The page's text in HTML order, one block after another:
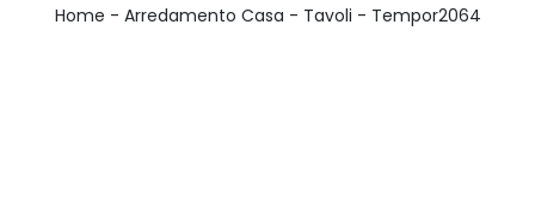
Home - Arredamento Casa - Tavoli - Tempor2064